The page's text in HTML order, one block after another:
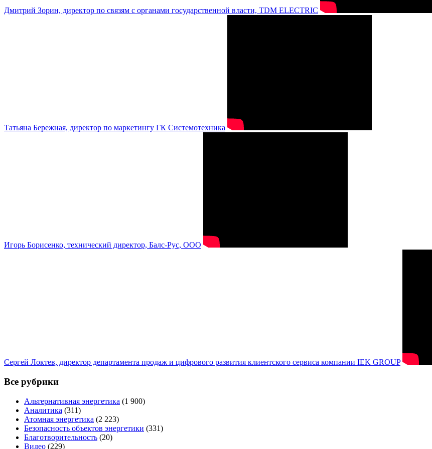
Дмитрий Зорин, директор по связям с органами государственной власти, TDM ELECTRIC
Татьяна Бережная, директор по маркетингу ГК Системотехника
Игорь Борисенко, технический директор, Балс-Рус, ООО
Сергей Локтев, директор департамента продаж и цифрового развития клиентского сервиса компании IEK GROUP
Все рубрики
Альтернативная энергетика (1 900)
Аналитика (311)
Атомная энергетика (2 223)
Безопасность объектов энергетики (331)
Благотворительность (20)
Видео (229)